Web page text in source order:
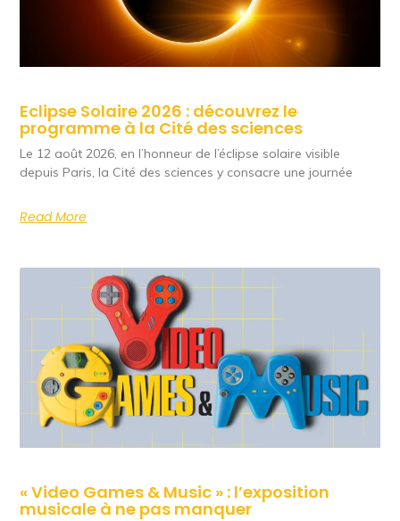
Eclipse Solaire 2026 : découvrez le
programme à la Cité des sciences
Le 12 août 2026, en l’honneur de l’éclipse solaire visible
depuis Paris, la Cité des sciences y consacre une journée
Read More
« Video Games & Music » : l’exposition
musicale à ne pas manquer